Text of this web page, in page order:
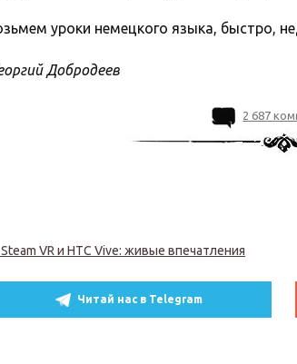
уроки немецкого языка, быстро,
Добродеев
2 687
по записям
Steam VR и HTC Vive: живые впечатления
Читай нас в Telegram